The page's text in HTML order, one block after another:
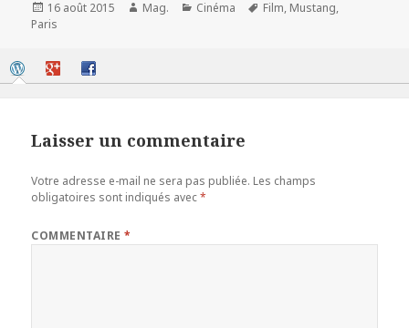
Publié
le
16 août 2015 Auteur
Mag. Catégories
Cinéma
Mots-
Film, Mustang,
Paris
Laisser un commentaire
Votre adresse e-mail ne sera pas publiée. Les champs
obligatoires sont indiqués avec*
COMMENTAIRE*